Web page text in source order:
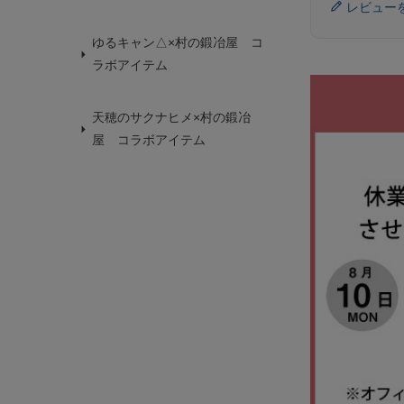
ゆるキャン△×村の鍛冶屋 コ
ラボアイテム
天穂のサクナヒメ×村の鍛冶
屋 コラボアイテム
レビュー